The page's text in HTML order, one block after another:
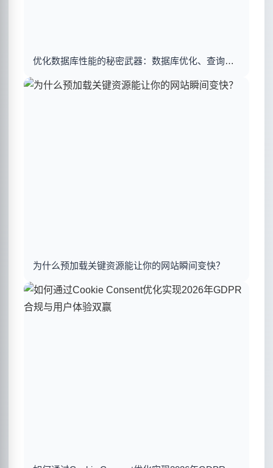
优化数据库性能的秘密武器：数据库优化、查询优化与索引建立揭秘
为什么预加载关键资源能让你的网站瞬间变快？